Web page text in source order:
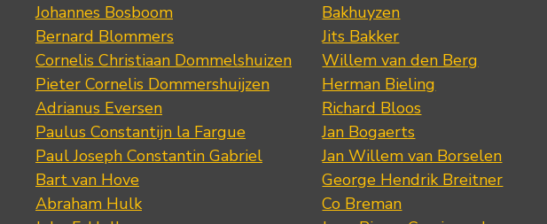
Johannes Bosboom
Bernard Blommers
Cornelis Christiaan Dommelshuizen
Pieter Cornelis Dommershuijzen
Adrianus Eversen
Paulus Constantijn la Fargue
Paul Joseph Constantin Gabriel
Bart van Hove
Abraham Hulk
Bakhuyzen
Jits Bakker
Willem van den Berg
Herman Bieling
Richard Bloos
Jan Bogaerts
Jan Willem van Borselen
George Hendrik Breitner
Co Breman